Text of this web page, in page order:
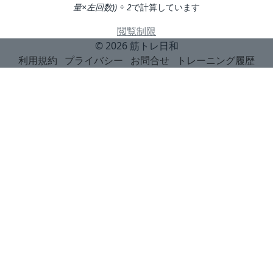
量×左回数)) ÷ 2で計算しています
閲覧制限
© 2026 筋トレ日和
利用規約
プライバシー お問合せ トレーニング履歴